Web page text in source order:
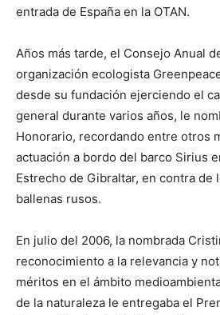
entrada de España en la OTAN.
Años más tarde, el Consejo Anual
organización ecologista
desde su fundación ejerciendo el
general durante varios años, le
Honorario, recordando entre otros
actuación a bordo del barco Sirius
Estrecho de Gibraltar, en contra de
ballenas rusos.
En julio del 2006, la nombrada
reconocimiento a la relevancia y
méritos en el ámbito
de la naturaleza le entregaba el